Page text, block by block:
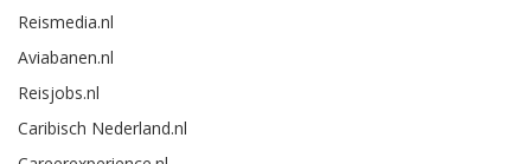
Reismedia.nl
Aviabanen.nl
Reisjobs.nl
Caribisch Nederland.nl